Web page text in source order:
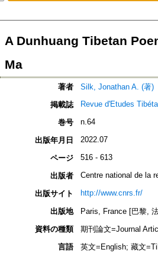
A Dunhuang Tibetan
Ma
著者
Silk, Jonathan A. (著)
掲載誌
Revue d'Etudes
巻号 n.64
出版年月日 2022.07
ページ 516 - 613
出版者 Centre national de la
出版サイト http://www.cnrs.fr/
出版地
Paris, France [巴黎,
資料の種類
期刊論文=Journal
言語
英文=English; 藏文